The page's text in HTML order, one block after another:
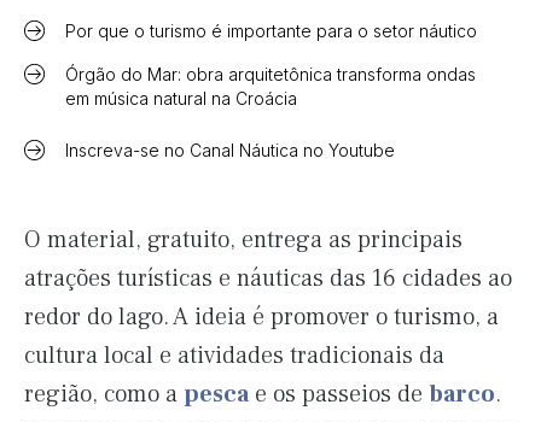
Por que o turismo é importante para o setor náutico
Órgão do Mar: obra arquitetônica transforma ondas
em música natural na Croácia
Inscreva-se no Canal Náutica no Youtube
O material, gratuito, entrega as principais
atrações turísticas e náuticas das 16 cidades ao
redor do lago. A ideia é promover o turismo, a
cultura local e atividades tradicionais da
região, como apesca e os passeios de barco.